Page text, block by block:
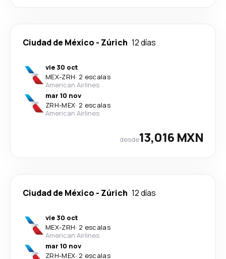
Ciudad de México - Zúrich 12 días
vie 30 oct
MEX-ZRH· 2 escalas
American Airlines
mar 10 nov
ZRH-MEX· 2 escalas
American Airlines
desde13,016 MXN
Ciudad de México - Zúrich 12 días
vie 30 oct
MEX-ZRH· 2 escalas
American Airlines
mar 10 nov
ZRH-MEX· 2 escalas